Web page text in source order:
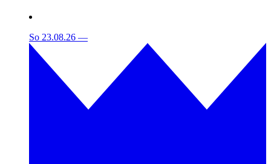
So 23.08.26 —